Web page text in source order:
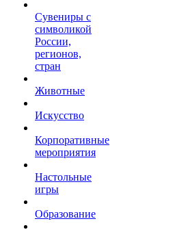
Сувениры с
символикой
России,
регионов,
стран
Животные
Искусство
Корпоративные
мероприятия
Настольные
игры
Образование